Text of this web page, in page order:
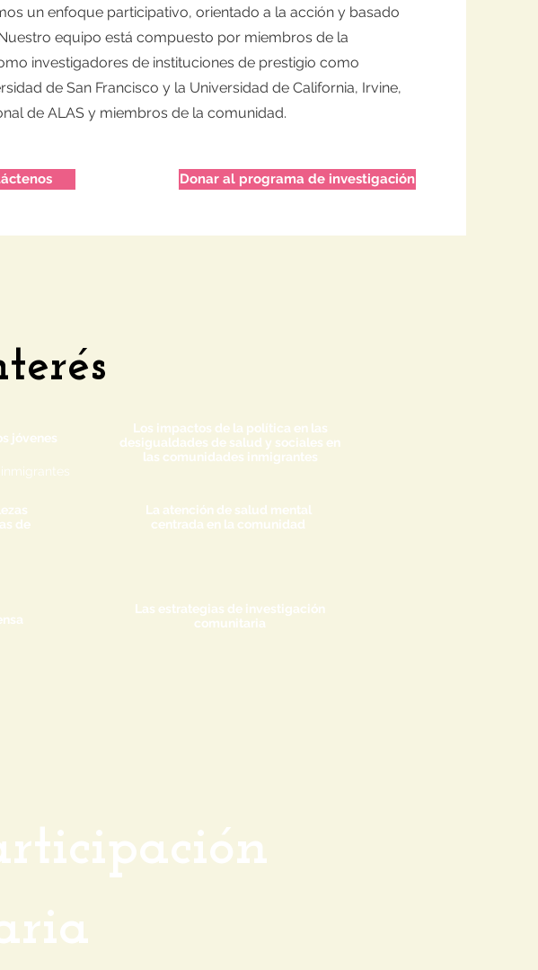
un enfoque participativo, orientado a la acción y basado
equipo está compuesto por miembros de la
investigadores de instituciones de prestigio como
de San Francisco y la Universidad de California, Irvine,
de ALAS y miembros de la comunidad.
Donar al programa de investigación
de
La atención de salud mental
centrada en la comunidad
Las estrategias de investigación
comunitaria
jóvenes
Los impactos de la política en las
desigualdades de salud y sociales en
las comunidades inmigrantes